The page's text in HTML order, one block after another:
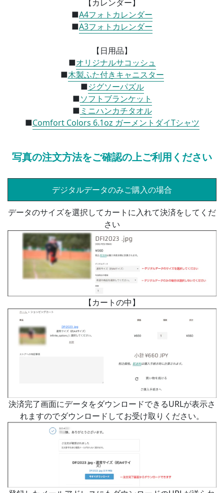
【カレンダー】
■A4フォトカレンダー
■A3フォトカレンダー
【日用品】
■オリジナルサコッシュ
■木製ふた付きキャニスター
■ジグソーパズル
■ソフトブランケット
■ ミニハンカチタオル
■Comfort Colors 6.1oz ガーメントダイTシャツ
写真の注文方法をご確認の上ご利用ください
デジタルデータのみご購入の場合
データのサイズを選択してカートに入れて決済をしてくだ
さい
【カートの中】
決済完了画面にデータをダウンロードできるURLが表示さ
れますのでダウンロードしてお受け取りください。